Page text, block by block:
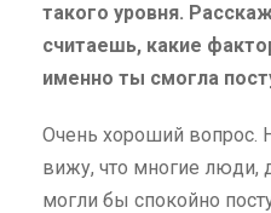
такого уровня.
считаешь, какие
именно ты смогла
Очень хороший вопрос.
вижу, что многие люди,
могли бы спокойно